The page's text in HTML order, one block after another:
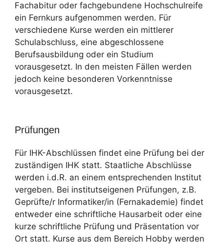
Fachabitur oder fachgebundene Hochschulreife
ein Fernkurs aufgenommen werden. Für
verschiedene Kurse werden ein mittlerer
Schulabschluss, eine abgeschlossene
Berufsausbildung oder ein Studium
vorausgesetzt. In den meisten Fällen werden
jedoch keine besonderen Vorkenntnisse
vorausgesetzt.
Prüfungen
Für IHK-Abschlüssen findet eine Prüfung bei der
zuständigen IHK statt. Staatliche Abschlüsse
werden i.d.R. an einem entsprechenden Institut
vergeben. Bei institutseigenen Prüfungen, z.B.
Geprüfte/r Informatiker/in (Fernakademie) findet
entweder eine schriftliche Hausarbeit oder eine
kurze schriftliche Prüfung und Präsentation vor
Ort statt. Kurse aus dem Bereich Hobby werden